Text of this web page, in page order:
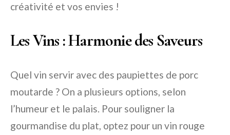
créativité et vos envies !
Les Vins : Harmonie des Saveurs
Quel vin servir avec des paupiettes de porc
moutarde ? On a plusieurs options, selon
l’humeur et le palais. Pour souligner la
gourmandise du plat, optez pour un vin rouge